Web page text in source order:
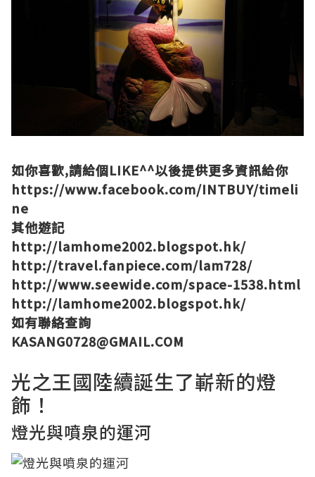
如你喜歡,請給個LIKE^^以後提供更多資訊給你
https://www.facebook.com/INTBUY/timeli
ne
其他遊記
http://lamhome2002.blogspot.hk/
http://travel.fanpiece.com/lam728/
http://www.seewide.com/space-1538.html
http://lamhome2002.blogspot.hk/
如有聯絡查詢
KASANG0728@GMAIL.COM
光之王國陸續誕生了嶄新的燈
飾！
燈光與噴泉的運河